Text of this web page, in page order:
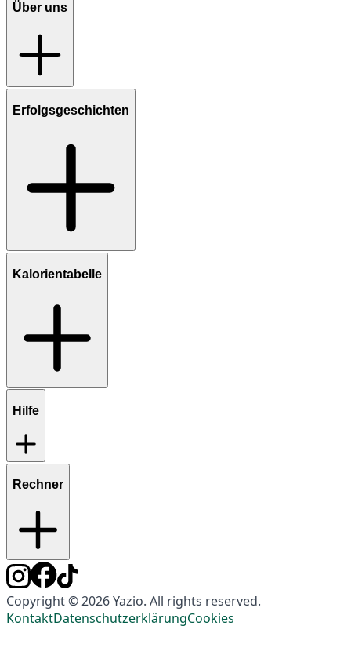
Über uns
Erfolgsgeschichten
Kalorientabelle
Hilfe
Rechner
Copyright © 2026 Yazio. All rights reserved.
KontaktDatenschutzerklärungCookies